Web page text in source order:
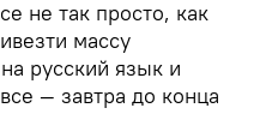
не так просто, как
массу
русский язык и
— завтра до конца